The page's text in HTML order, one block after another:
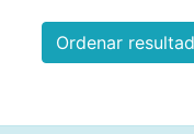
Ordenar